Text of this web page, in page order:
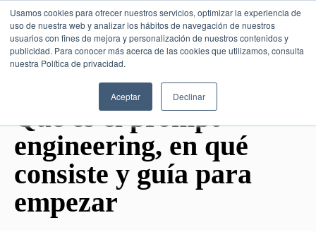
Usamos cookies para ofrecer nuestros servicios, optimizar la experiencia de
uso de nuestra web y analizar los hábitos de navegación de nuestros
usuarios con fines de mejora y personalización de nuestros contenidos y
publicidad. Para conocer más acerca de las cookies que utilizamos, consulta
nuestra Política de privacidad.
Aceptar Declinar
SESIÓN DE CONSULTORÍA GRATUITA
Qué es el prompt
engineering, en qué
consiste y guía para
empezar